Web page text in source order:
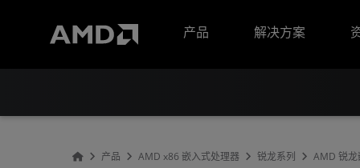
产品
解决方案
产品 AMD x86 嵌入式处理器 锐龙系列 AMD 锐